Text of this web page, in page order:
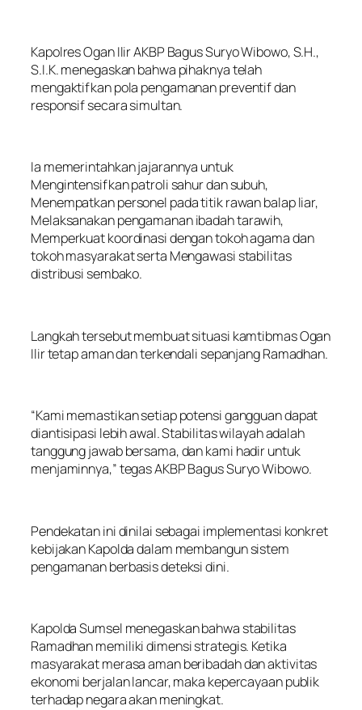
Kapolres Ogan Ilir AKBP Bagus Suryo Wibowo, S.H.,
S.I.K. menegaskan bahwa pihaknya telah
mengaktifkan pola pengamanan preventif dan
responsif secara simultan.
Ia memerintahkan jajarannya untuk
Mengintensifkan patroli sahur dan subuh,
Menempatkan personel pada titik rawan balap liar,
Melaksanakan pengamanan ibadah tarawih,
Memperkuat koordinasi dengan tokoh agama dan
tokoh masyarakat serta Mengawasi stabilitas
distribusi sembako.
Langkah tersebut membuat situasi kamtibmas Ogan
Ilir tetap aman dan terkendali sepanjang Ramadhan.
“Kami memastikan setiap potensi gangguan dapat
diantisipasi lebih awal. Stabilitas wilayah adalah
tanggung jawab bersama, dan kami hadir untuk
menjaminnya,” tegas AKBP Bagus Suryo Wibowo.
Pendekatan ini dinilai sebagai implementasi konkret
kebijakan Kapolda dalam membangun sistem
pengamanan berbasis deteksi dini.
Kapolda Sumsel menegaskan bahwa stabilitas
Ramadhan memiliki dimensi strategis. Ketika
masyarakat merasa aman beribadah dan aktivitas
ekonomi berjalan lancar, maka kepercayaan publik
terhadap negara akan meningkat.